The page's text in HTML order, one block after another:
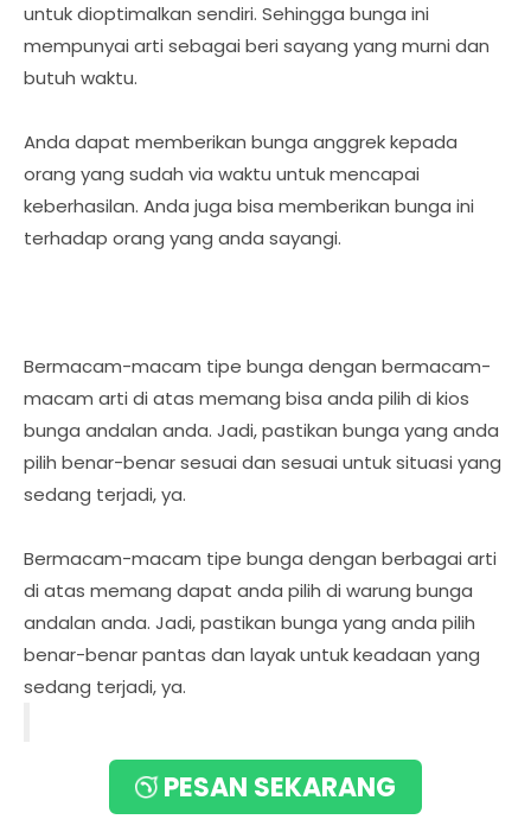
untuk dioptimalkan sendiri. Sehingga bunga ini
mempunyai arti sebagai beri sayang yang murni dan
butuh waktu.
Anda dapat memberikan bunga anggrek kepada
orang yang sudah via waktu untuk mencapai
keberhasilan. Anda juga bisa memberikan bunga ini
terhadap orang yang anda sayangi.
Bermacam-macam tipe bunga dengan bermacam-
macam arti di atas memang bisa anda pilih di kios
bunga andalan anda. Jadi, pastikan bunga yang anda
pilih benar-benar sesuai dan sesuai untuk situasi yang
sedang terjadi, ya.
Bermacam-macam tipe bunga dengan berbagai arti
di atas memang dapat anda pilih di warung bunga
andalan anda. Jadi, pastikan bunga yang anda pilih
benar-benar pantas dan layak untuk keadaan yang
sedang terjadi, ya.
Beragam Fungsi Bunga
Papan, Dari Ungkapan
PESAN SEKARANG